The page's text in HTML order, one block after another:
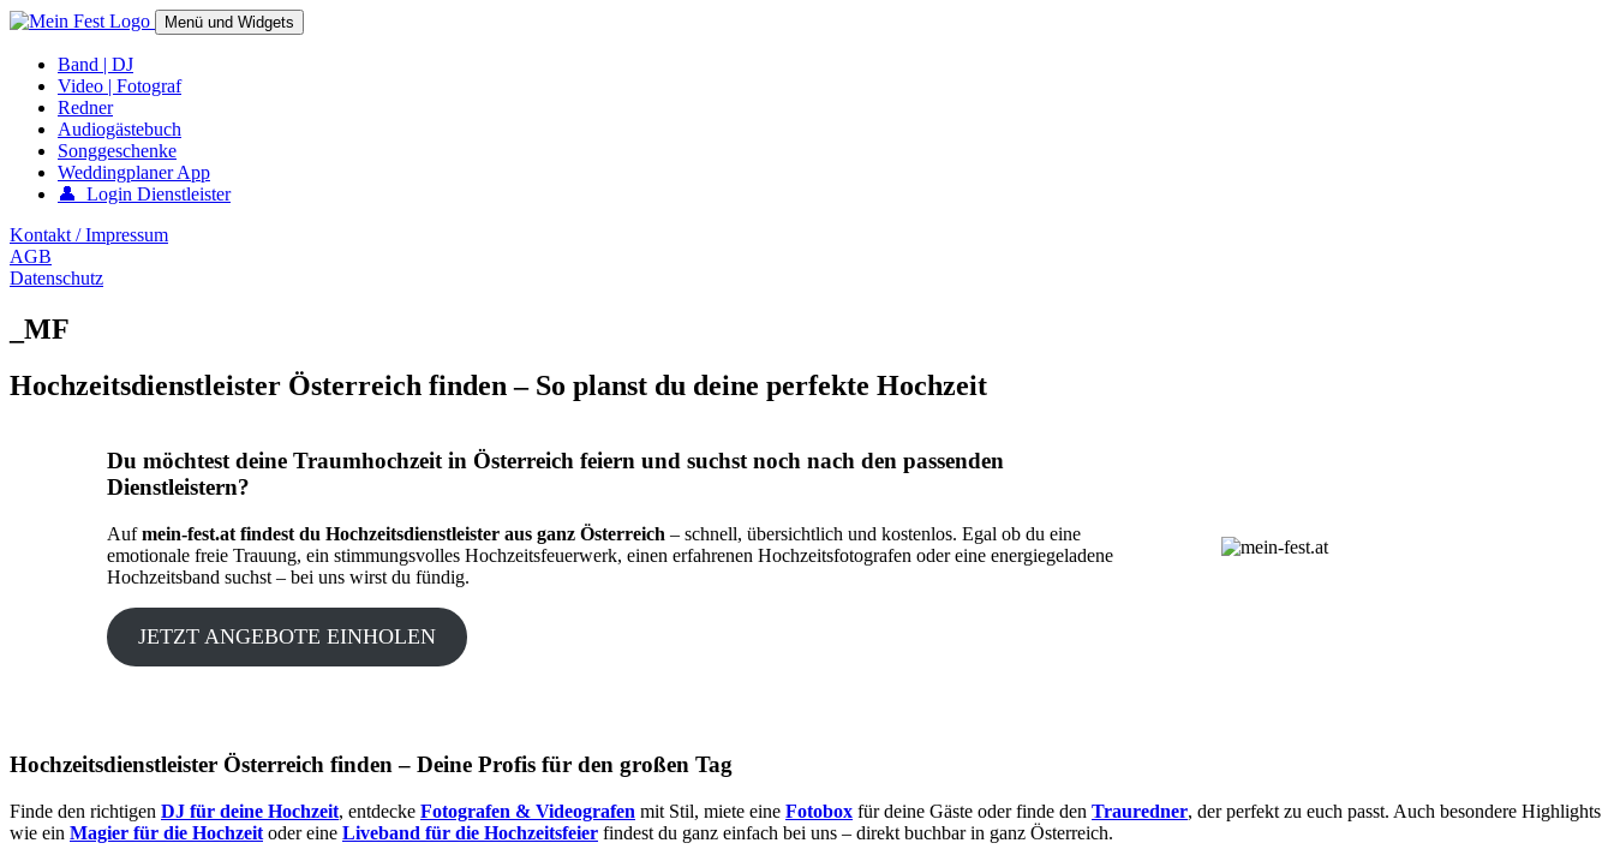
Springe
Inhalt
mein-fest.at – Band / Fotograf für Hochzeit oder Fest buchen!
Menü und Widgets
Band | DJ
Video | Fotograf
Redner
Audiogästebuch
Songgeschenke
Weddingplaner App
👤 Login Dienstleister
Kontakt / Impressum
AGB
Datenschutz
_MF
Hochzeitsdienstleister Österreich finden – So planst du deine perfekte Hochzeit
Du möchtest deine Traumhochzeit in Österreich feiern und suchst noch nach den passenden
Dienstleistern?
Aufmein-fest.at findest du Hochzeitsdienstleister aus ganz Österreich – schnell, übersichtlich und kostenlos. Egal ob du eine
emotionale freie Trauung, ein stimmungsvolles Hochzeitsfeuerwerk, einen erfahrenen Hochzeitsfotografen oder eine energiegeladene
Hochzeitsband suchst – bei uns wirst du fündig.
JETZT ANGEBOTE EINHOLEN
Hochzeitsdienstleister Österreich finden – Deine Profis für den großen Tag
Finde den richtigen DJ für deine Hochzeit, entdecke Fotografen & Videografen mit Stil, miete eine Fotobox für deine Gäste oder finde den Trauredner, der perfekt zu euch passt. Auch besondere Highlights
wie ein Magier für die Hochzeit oder eine Liveband für die Hochzeitsfeier findest du ganz einfach bei uns – direkt buchbar in ganz Österreich.